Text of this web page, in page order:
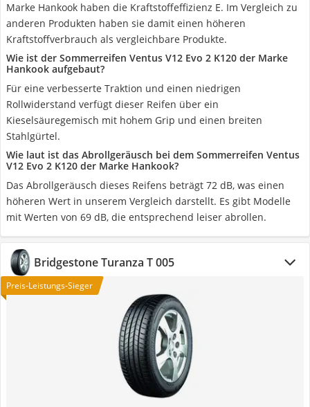
Marke Hankook haben die Kraftstoffeffizienz E. Im Vergleich zu
anderen Produkten haben sie damit einen höheren
Kraftstoffverbrauch als vergleichbare Produkte.
Wie ist der Sommerreifen Ventus V12 Evo 2 K120 der Marke
Hankook aufgebaut?
Für eine verbesserte Traktion und einen niedrigen
Rollwiderstand verfügt dieser Reifen über ein
Kieselsäuregemisch mit hohem Grip und einen breiten
Stahlgürtel.
Wie laut ist das Abrollgeräusch bei dem Sommerreifen Ventus
V12 Evo 2 K120 der Marke Hankook?
Das Abrollgeräusch dieses Reifens beträgt 72 dB, was einen
höheren Wert in unserem Vergleich darstellt. Es gibt Modelle
mit Werten von 69 dB, die entsprechend leiser abrollen.
Bridgestone Turanza T 005
Preis-Leistungs-Sieger